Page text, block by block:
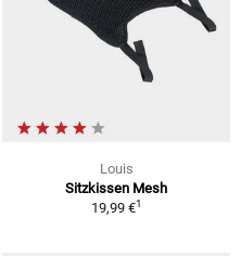
Louis
Sitzkissen Mesh
19,99 €1